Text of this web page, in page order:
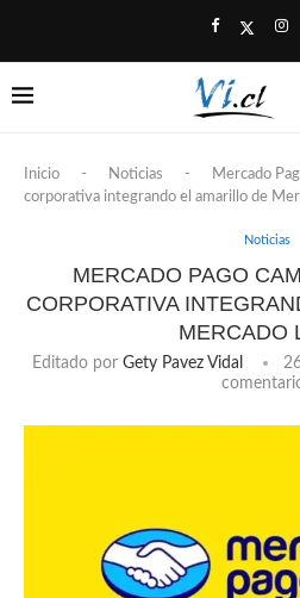
Inicio - Noticias -
Mercado
corporativa integrando el amarillo de
Noticias
MERCADO PAGO
CORPORATIVA
MERCADO
Editado por Gety Pavez Vidal